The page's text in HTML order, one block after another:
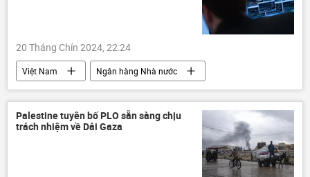
20 Tháng Chín 2024, 22:24
Việt Nam
Ngân hàng Nhà nước
tăng trưởng kinh tế
đầu tư
Kinh tế
Kinh doanh
tiền tệ
FDI
Chính sách
chính sách tiền tệ
Palestine tuyên bố PLO sẵn sàng chịu
trách nhiệm về Dải Gaza